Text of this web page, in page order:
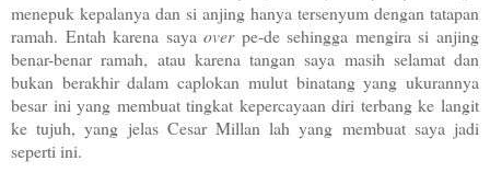
menepuk kepalanya dan si anjing hanya tersenyum dengan tatapan
ramah. Entah karena sayaover pe-de sehingga mengira si anjing
benar-benar ramah, atau karena tangan saya masih selamat dan
bukan berakhir dalam caplokan mulut binatang yang ukurannya
besar ini yang membuat tingkat kepercayaan diri terbang ke langit
ke tujuh, yang jelas Cesar Millan lah yang membuat saya jadi
seperti ini.